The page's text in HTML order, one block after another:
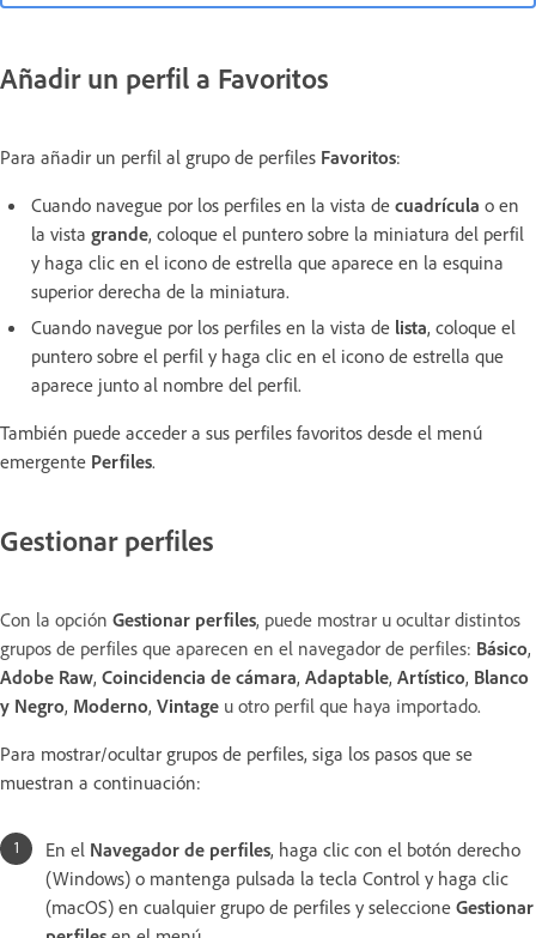
Añadir un perfil a Favoritos
Para añadir un perfil al grupo de perfiles Favoritos:
Cuando navegue por los perfiles en la vista de cuadrícula o en
la vista grande, coloque el puntero sobre la miniatura del perfil
y haga clic en el icono de estrella que aparece en la esquina
superior derecha de la miniatura.
Cuando navegue por los perfiles en la vista de lista, coloque el
puntero sobre el perfil y haga clic en el icono de estrella que
aparece junto al nombre del perfil.
También puede acceder a sus perfiles favoritos desde el menú
emergente Perfiles.
Gestionar perfiles
Con la opción Gestionar perfiles, puede mostrar u ocultar distintos
grupos de perfiles que aparecen en el navegador de perfiles: Básico,
Adobe Raw, Coincidencia de cámara, Adaptable, Artístico, Blanco
y Negro, Moderno, Vintage u otro perfil que haya importado.
Para mostrar/ocultar grupos de perfiles, siga los pasos que se
muestran a continuación:
En el Navegador de perfiles, haga clic con el botón derecho
(Windows) o mantenga pulsada la tecla Control y haga clic
(macOS) en cualquier grupo de perfiles y seleccione Gestionar